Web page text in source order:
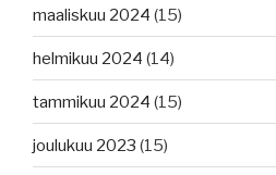
maaliskuu 2024 (15)
helmikuu 2024 (14)
tammikuu 2024 (15)
joulukuu 2023 (15)